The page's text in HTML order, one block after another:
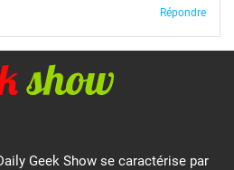
Répondre
Geek Show se caractérise par